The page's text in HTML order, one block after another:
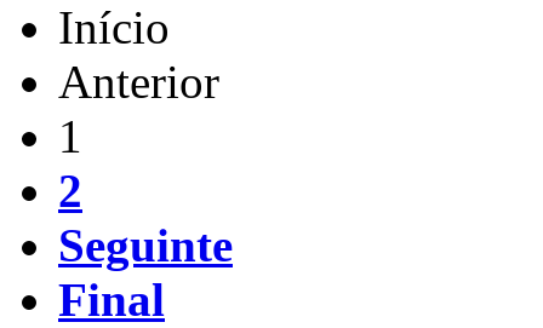
Início
Anterior
1
2
Seguinte
Final